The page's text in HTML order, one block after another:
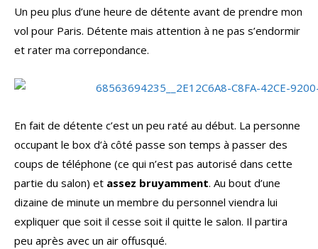
Un peu plus d’une heure de détente avant de prendre mon
vol pour Paris. Détente mais attention à ne pas s’endormir
et rater ma correpondance.
En fait de détente c’est un peu raté au début. La personne
occupant le box d’à côté passe son temps à passer des
coups de téléphone (ce qui n’est pas autorisé dans cette
partie du salon) et assez bruyamment. Au bout d’une
dizaine de minute un membre du personnel viendra lui
expliquer que soit il cesse soit il quitte le salon. Il partira
peu après avec un air offusqué.